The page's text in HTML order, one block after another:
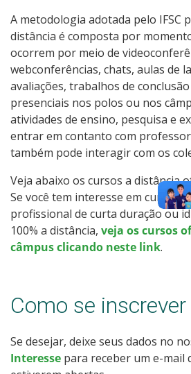
Resultados Vagas Remanescentes
Como posso estudar no IFSC?
Calendário de inscrições
Processos Seletivos
Cotas
Inscrições e acompanhamento
Transferências e Retornos
Vagas em Regime Especial
A metodologia adotada pelo IFSC
distância é composta por
ocorrem por meio de
webconferências, chats, aulas de
avaliações, trabalhos de
presenciais nos polos ou nos
atividades de ensino, pesquisa e
entrar em contanto com
também pode interagir com os
Veja abaixo os cursos a distância
Se você tem interesse em cursos
profissional de curta duração ou
100% a distância, veja os cursos
câmpus clicando neste link.
Como se inscrever
Se desejar, deixe seus dados no
Interesse para receber um e-mail